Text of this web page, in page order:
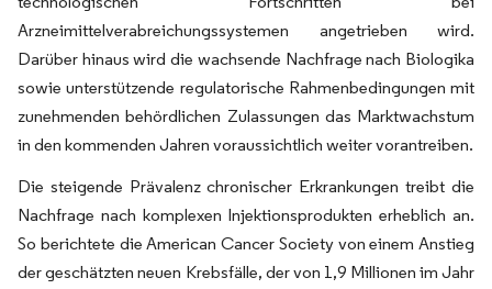
Arzneimittelverabreichungssystemen angetrieben wird.
Darüber hinaus wird die wachsende Nachfrage nach Biologika
sowie unterstützende regulatorische Rahmenbedingungen mit
zunehmenden behördlichen Zulassungen das Marktwachstum
in den kommenden Jahren voraussichtlich weiter vorantreiben.
Die steigende Prävalenz chronischer Erkrankungen treibt die
Nachfrage nach komplexen Injektionsprodukten erheblich an.
So berichtete die American Cancer Society von einem Anstieg
der geschätzten neuen Krebsfälle, der von 1,9 Millionen im Jahr